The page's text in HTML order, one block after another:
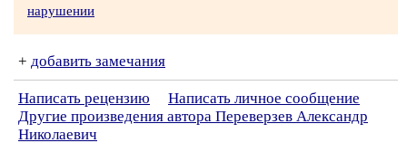
нарушении
+ добавить замечания
Написать рецензию
Написать личное сообщение
Другие произведения автора Переверзев Александр
Николаевич